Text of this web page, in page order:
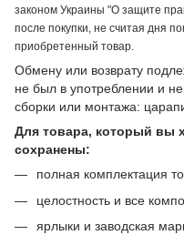
законом Украины "О защите
после покупки, не считая дня
приобретенный товар.
Обмену или возврату
не был в употреблении и
сборки или монтажа:
Для товара, который вы
сохранены:
полная комплектация
целостность и все
ярлыки и заводская